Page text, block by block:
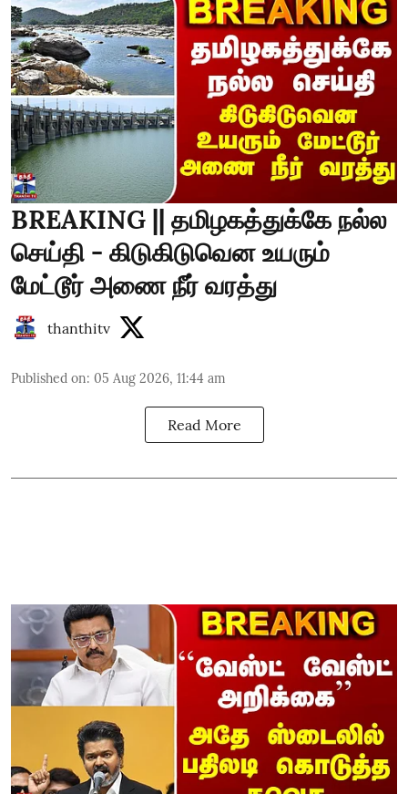
BREAKING || தமிழகத்துக்கே நல்ல
செய்தி - கிடுகிடுவென உயரும்
மேட்டூர் அணை நீர் வரத்து
thanthitv
Published on: 05 Aug 2026, 11:44 am
Read More